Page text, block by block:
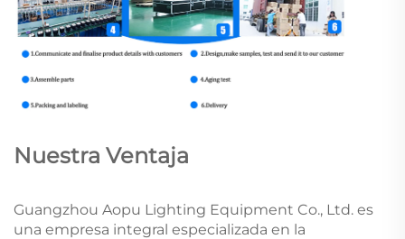
Nuestra Ventaja
Guangzhou Aopu Lighting Equipment Co., Ltd. es
una empresa integral especializada en la